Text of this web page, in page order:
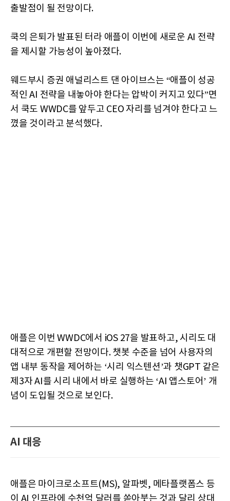
출발점이 될 전망이다.
쿡의 은퇴가 발표된 터라 애플이 이번에 새로운 AI 전략
을 제시할 가능성이 높아졌다.
웨드부시 증권 애널리스트 댄 아이브스는 “애플이 성공
적인 AI 전략을 내놓아야 한다는 압박이 커지고 있다”면
서 쿡도 WWDC를 앞두고 CEO 자리를 넘겨야 한다고 느
꼈을 것이라고 분석했다.
애플은 이번 WWDC에서 iOS 27을 발표하고, 시리도 대
대적으로 개편할 전망이다. 챗봇 수준을 넘어 사용자의
앱 내부 동작을 제어하는 ‘시리 익스텐션’과 챗GPT 같은
제3자 AI를 시리 내에서 바로 실행하는 ‘AI 앱스토어’ 개
념이 도입될 것으로 보인다.
AI 대응
애플은 마이크로소프트(MS), 알파벳, 메타플랫폼스 등
이 AI 인프라에 수천억 달러를 쏟아붓는 것과 달리 상대